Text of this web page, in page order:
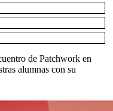
de Patchwork en
alumnas con su